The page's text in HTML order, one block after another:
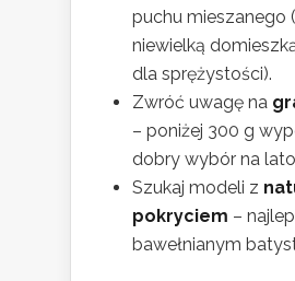
puchu mieszanego
niewielką
dla sprężystości).
Zwróć uwagę na
– poniżej 300 g
dobry wybór na
Szukaj modeli z
pokryciem –
bawełnianym